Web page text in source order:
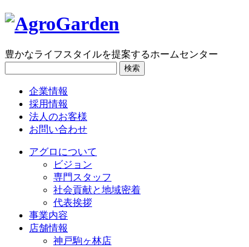
豊かなライフスタイルを提案するホームセンター
検索
企業情報
採用情報
法人のお客様
お問い合わせ
アグロについて
ビジョン
専門スタッフ
社会貢献と地域密着
代表挨拶
事業内容
店舗情報
神戸駒ヶ林店